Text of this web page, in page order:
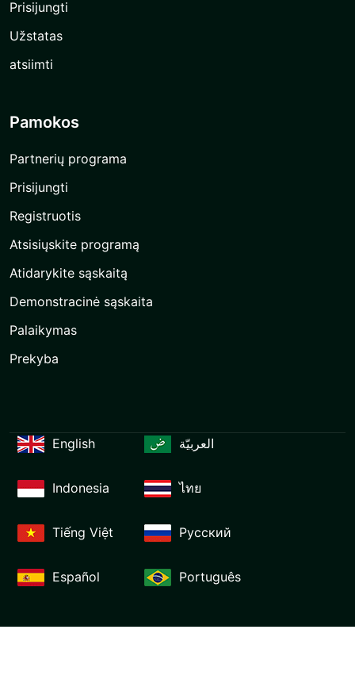
Prisijungti
Užstatas
atsiimti
Pamokos
Partnerių programa
Prisijungti
Registruotis
Atsisiųskite programą
Atidarykite sąskaitą
Demonstracinė sąskaita
Palaikymas
Prekyba
English العربيّة
Indonesia ไทย
Tiếng Việt Русский
Español Português